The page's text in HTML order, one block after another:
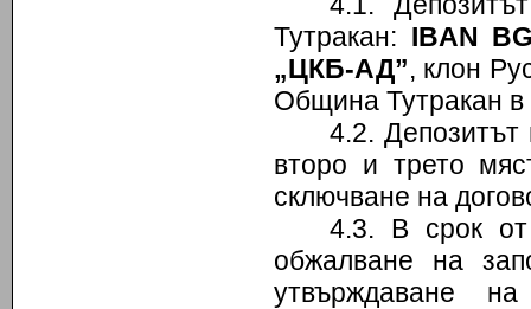
Тутракан: IBAN
„ЦКБ-АД”, клон
Община Тутракан в
4.2. Депозитът
второ и трето
сключване на
4.3. В срок
обжалване на
утвърждаване